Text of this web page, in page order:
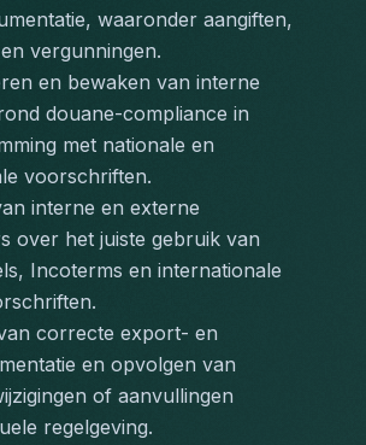
waaronder aangiften,
vergunningen.
en bewaken van interne
douane-compliance in
met nationale en
voorschriften.
interne en externe
over het juiste gebruik van
Incoterms en internationale
correcte export- en
en opvolgen van
of aanvullingen
regelgeving.